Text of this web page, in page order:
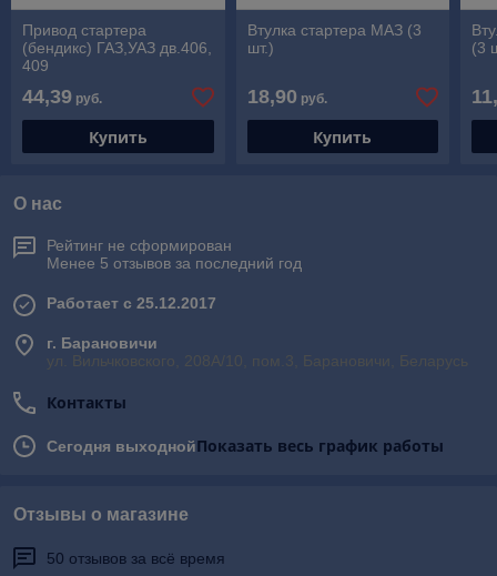
Привод стартера
(бендикс) ГАЗ,УАЗ дв.406,
409
44,39 руб.
Купить
Втулка стартера МАЗ (3
шт.)
18,90 руб.
Купить
(3
О нас
Рейтинг не сформирован
Менее 5 отзывов за последний год
Работает с 25.12.2017
г. Барановичи
ул. Вильчковского, 208А/10, пом.3, Барановичи, Беларусь
Контакты
Сегодня выходнойПоказать весь график работы
Отзывы о магазине
50 отзывов за всё время